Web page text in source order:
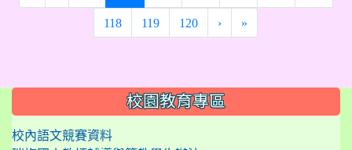
118 119 120 › »
::: 校園教育專區
校內語文競賽資料